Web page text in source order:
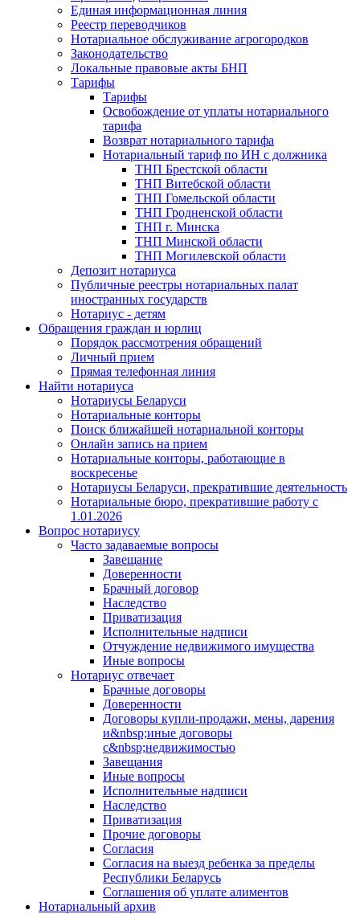
Единая информационная линия
Реестр переводчиков
Нотариальное обслуживание агрогородков
Законодательство
Локальные правовые акты БНП
Тарифы
Тарифы
Освобождение от уплаты нотариального
тарифа
Возврат нотариального тарифа
Нотариальный тариф по ИН с должника
ТНП Брестской области
ТНП Витебской области
ТНП Гомельской области
ТНП Гродненской области
ТНП г. Минска
ТНП Минской области
ТНП Могилевской области
Депозит нотариуса
Публичные реестры нотариальных палат
иностранных государств
Нотариус - детям
Обращения граждан и юрлиц
Порядок рассмотрения обращений
Личный прием
Прямая телефонная линия
Найти нотариуса
Нотариусы Беларуси
Нотариальные конторы
Поиск ближайшей нотариальной конторы
Онлайн запись на прием
Нотариальные конторы, работающие в
воскресенье
Нотариусы Беларуси, прекратившие деятельность
Нотариальные бюро, прекратившие работу с
1.01.2026
Вопрос нотариусу
Часто задаваемые вопросы
Завещание
Доверенности
Брачный договор
Наследство
Приватизация
Исполнительные надписи
Отчуждение недвижимого имущества
Иные вопросы
Нотариус отвечает
Брачные договоры
Доверенности
Договоры купли-продажи, мены, дарения
и&nbsp;иные договоры
с&nbsp;недвижимостью
Завещания
Иные вопросы
Исполнительные надписи
Наследство
Приватизация
Прочие договоры
Согласия
Согласия на выезд ребенка за пределы
Республики Беларусь
Соглашения об уплате алиментов
Нотариальный архив